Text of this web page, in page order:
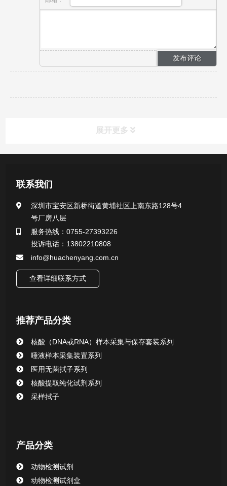
展开更多
一次性使用采样器系列
微生物样本保存液（通用运输传媒介质）系列
核酸（DNA&RNA）样本采集与保存套装系列
核酸提取或纯化试剂
清洁验证棉签系列
动物检测试剂
联系我们
深圳市宝安区新桥街道黄埔社区上南东路128号4
号厂房八层
服务热线：0755-27393226
投诉电话：13802210808
info@huachenyang.com.cn
查看详细联系方式
推荐产品分类
核酸（DNA或RNA）样本采集与保存套装系列
唾液样本采集装置系列
医用无菌拭子系列
核酸提取纯化试剂系列
采样拭子
产品分类
动物检测试剂
动物检测试剂盒